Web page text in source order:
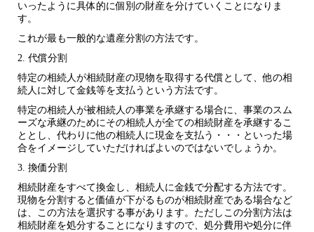
いったように具体的に個別の財産を分けていくことになりま
す。
これが最も一般的な遺産分割の方法です。
2. 代償分割
特定の相続人が相続財産の現物を取得する代償として、他の相
続人に対して金銭等を支払うという方法です。
特定の相続人が被相続人の事業を承継する場合に、事業のスム
ーズな承継のためにその相続人が全ての相続財産を承継するこ
ととし、代わりに他の相続人に現金を支払う・・・といった場
合をイメージしていただければよいのではないでしょうか。
3. 換価分割
相続財産をすべて換金し、相続人に金銭で分配する方法です。
現物を分割すると価値が下がるものが相続財産である場合など
は、この方法を選択する事があります。ただしこの分割方法は
相続財産を処分することになりますので、処分費用や処分に伴